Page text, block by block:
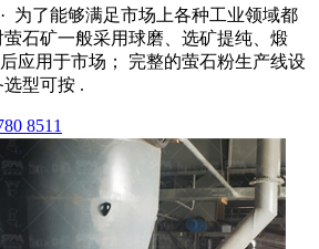
为了能够满足市场上各种工业领域都
石矿一般采用球磨、选矿提纯、煅
应用于市场； 完整的萤石粉生产线设
型可按 .
8511